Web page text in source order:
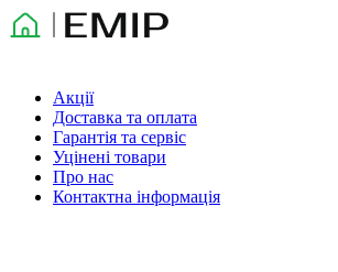
Акції
Доставка та оплата
Гарантія та сервіс
Уцінені товари
Про нас
Контактна інформація